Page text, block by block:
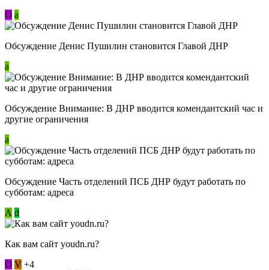
О a
Обсуждение Денис Пушилин становится Главой ДНР
a
Обсуждение Внимание: В ДНР вводится комендантский час и
другие ограничения
a
Обсуждение Часть отделений ПСБ ДНР будут работать по
субботам: адреса
А d
Как вам сайт youdn.ru?
О V +4